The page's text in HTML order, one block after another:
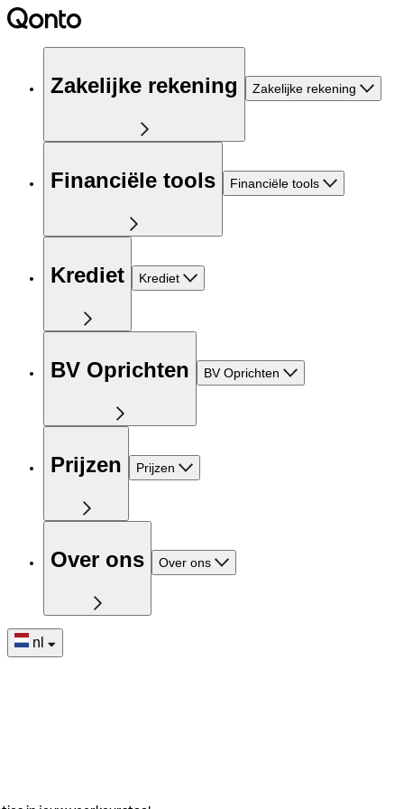
Zakelijke rekening Zakelijke rekening
Financiële tools Financiële tools
Krediet Krediet
BV Oprichten BV Oprichten
Prijzen Prijzen
Over ons Over ons
nl